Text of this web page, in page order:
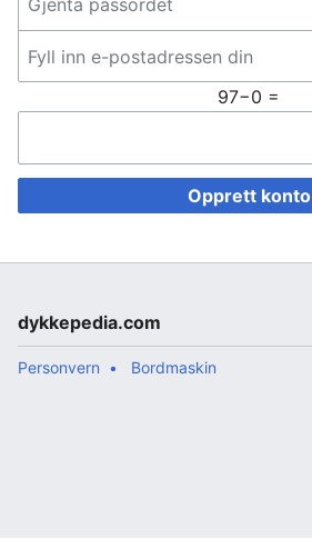
97−0 =
Opprett konto
dykkepedia.com
Personvern Bordmaskin